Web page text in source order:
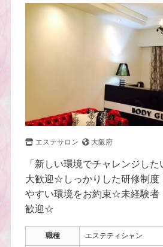
エステサロン 大阪府
「新しい環境でチャレンジした
大歓迎☆しっかりした研修制度
やすい環境をお約束☆未経験者
歓迎☆
職種 エステティシャン